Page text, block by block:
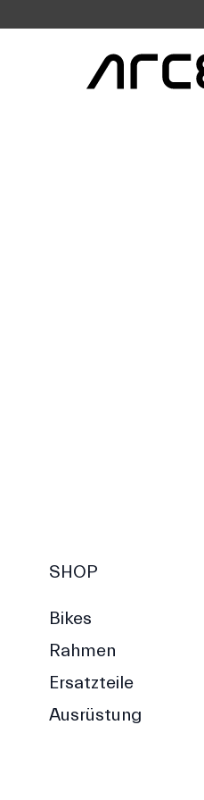
SHOP
Bikes
Rahmen
Ersatzteile
Ausrüstung